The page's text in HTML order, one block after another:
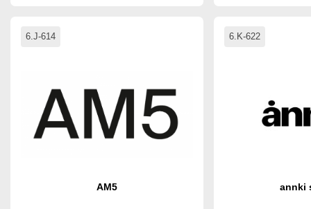
6.J-614
AM5
6.K-622
annki